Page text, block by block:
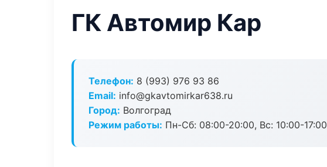
ГК Автомир Кар
Телефон: 8 (993) 976 93 86
Email: info@gkavtomirkar638.ru
Город: Волгоград
Режим работы: Пн-Сб: 08:00-20:00, Вс: 10:00-17:00